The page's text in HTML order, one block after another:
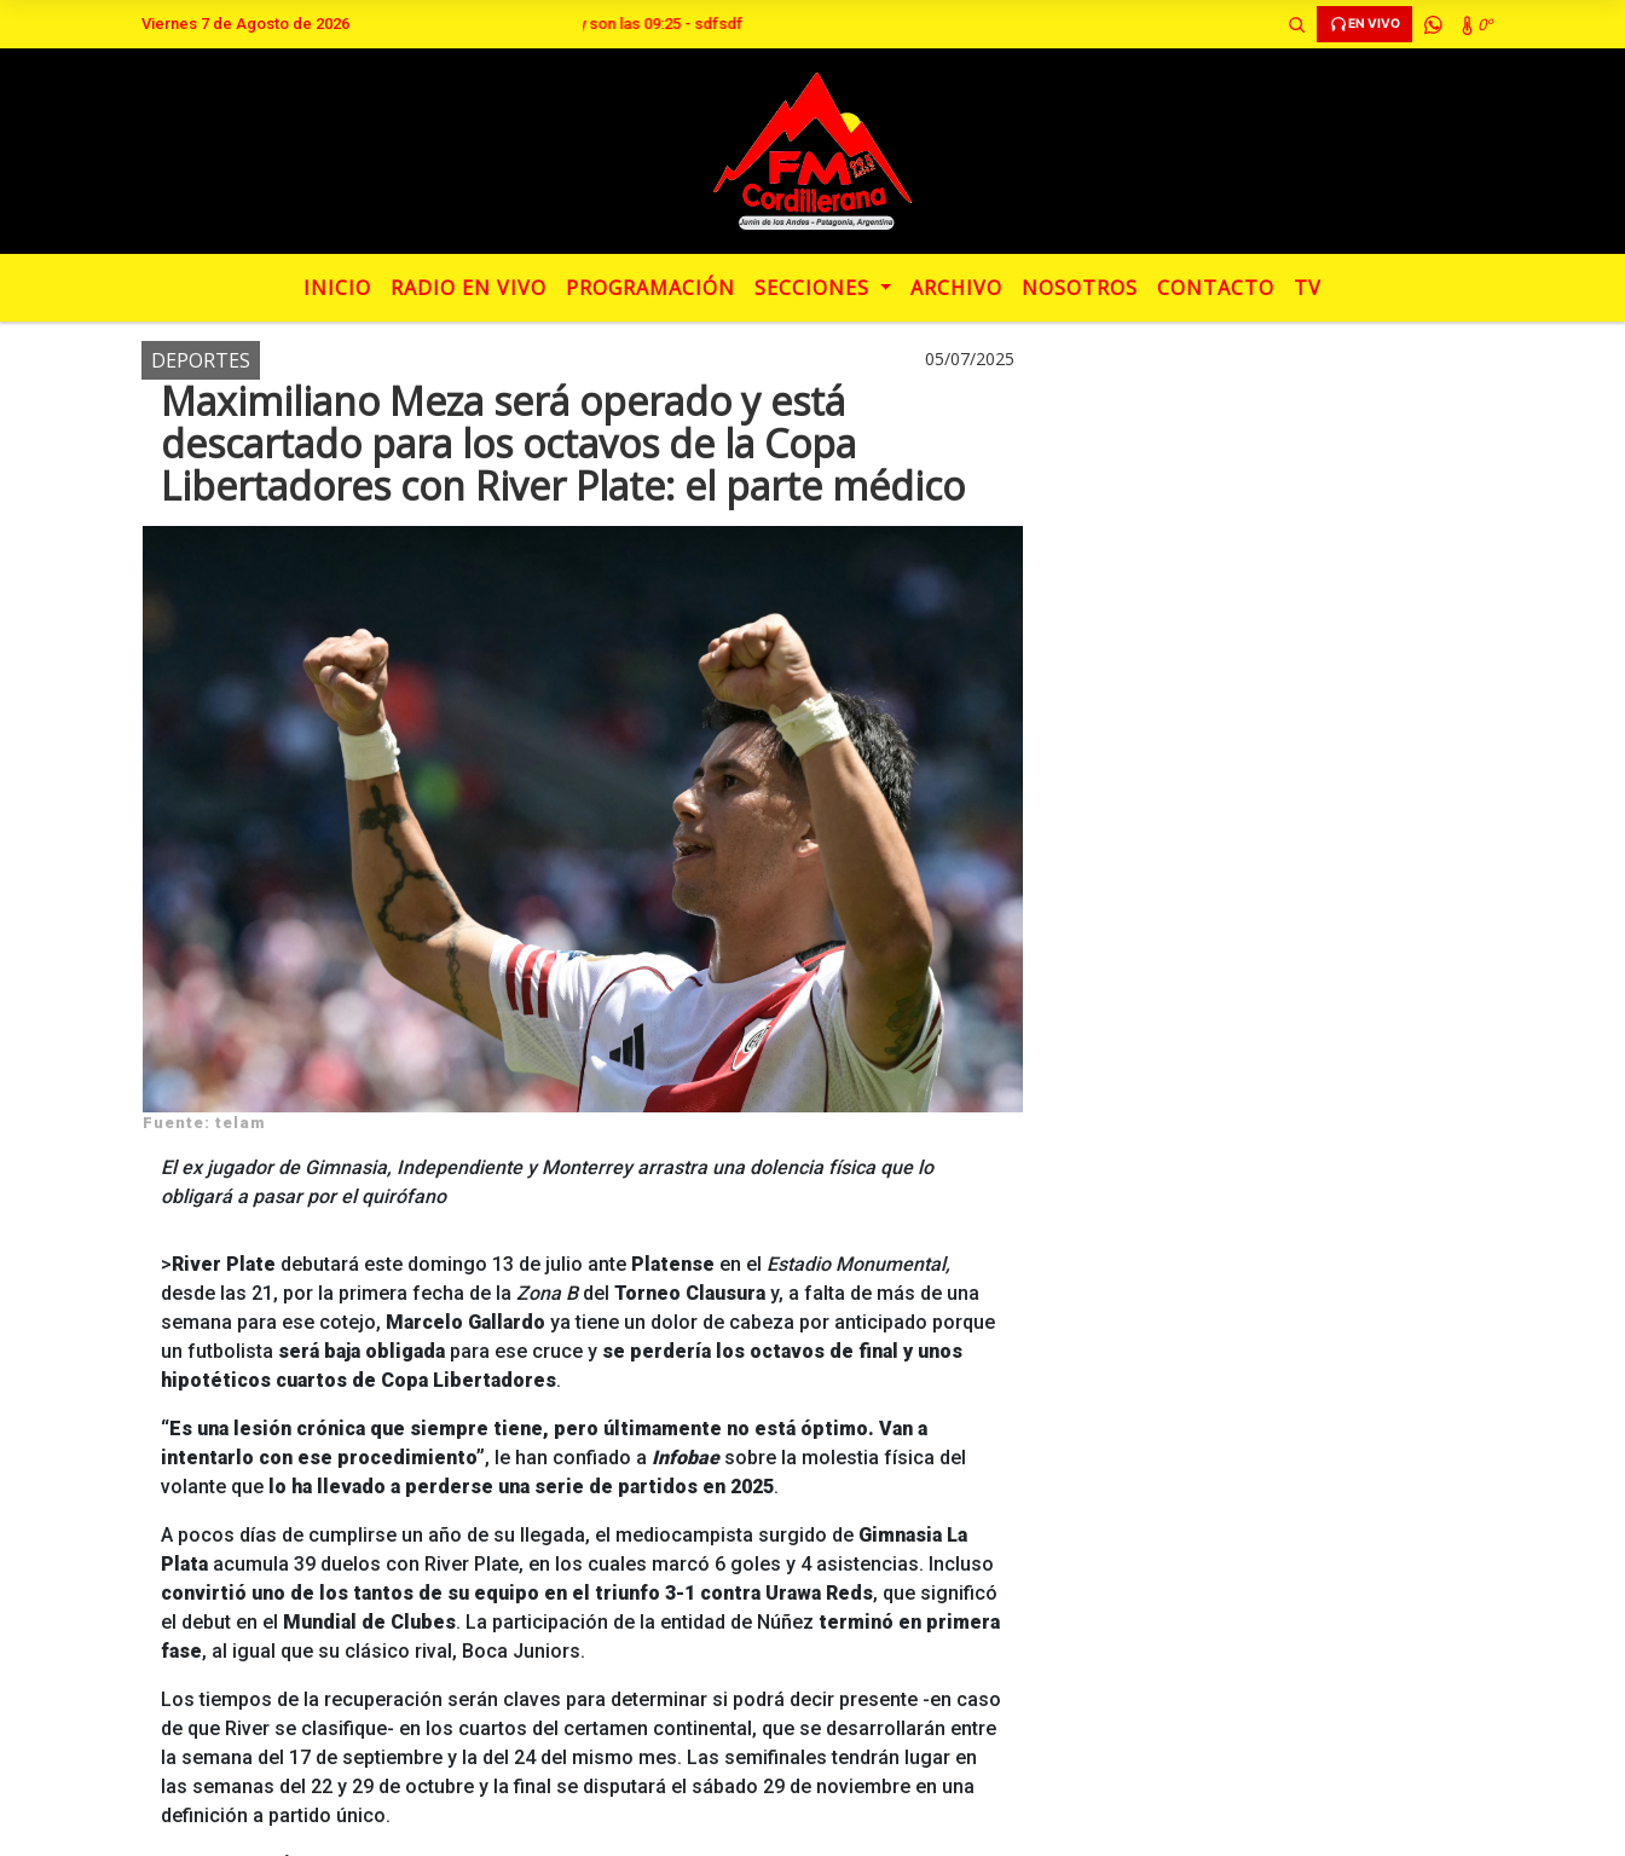
Viernes 7 de Agosto de 2026Hoy es Viernes 7 de Agosto de 2026 y son las 09:25 - sdfsdf EN VIVO 0º
INICIO RADIO EN VIVO PROGRAMACIÓN SECCIONES ARCHIVO NOSOTROS CONTACTO TV
DEPORTES 05/07/2025
Maximiliano Meza será operado y está
descartado para los octavos de la Copa
Libertadores con River Plate: el parte médico
Fuente: telam
El ex jugador de Gimnasia, Independiente y Monterrey arrastra una dolencia física que lo
obligará a pasar por el quirófano
> River Plate debutará este domingo 13 de julio ante Platense en el Estadio Monumental,
desde las 21, por la primera fecha de la Zona Bdel Torneo Clausura y, a falta de más de una
semana para ese cotejo, Marcelo Gallardo ya tiene un dolor de cabeza por anticipado porque
un futbolista será baja obligada para ese cruce y se perdería los octavos de final y unos
hipotéticos cuartos de Copa Libertadores.
“Es una lesión crónica que siempre tiene, pero últimamente no está óptimo. Van a
intentarlo con ese procedimiento”, le han confiado a Infobaesobre la molestia física del
volante que lo ha llevado a perderse una serie de partidos en 2025.
A pocos días de cumplirse un año de su llegada, el mediocampista surgido de Gimnasia La
Plata acumula 39 duelos con River Plate, en los cuales marcó 6 goles y 4 asistencias. Incluso
convirtió uno de los tantos de su equipo en el triunfo 3-1 contra Urawa Reds, que significó
el debut en el Mundial de Clubes. La participación de la entidad de Núñez terminó en primera
fase, al igual que su clásico rival, Boca Juniors.
Los tiempos de la recuperación serán claves para determinar si podrá decir presente -en caso
de que River se clasifique- en los cuartos del certamen continental, que se desarrollarán entre
la semana del 17 de septiembre y la del 24 del mismo mes. Las semifinales tendrán lugar en
las semanas del 22 y 29 de octubre y la final se disputará el sábado 29 de noviembre en una
definición a partido único.